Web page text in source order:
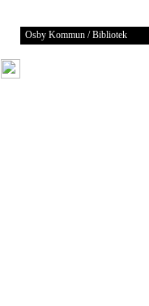
Osby Kommun / Bibliotek